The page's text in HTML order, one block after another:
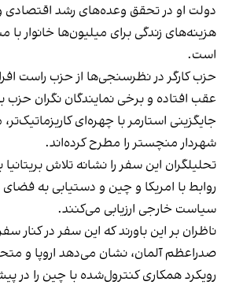
دولت او در تحقق وعده‌های رشد
هزینه‌های زندگی برای میلیون‌ها خانوار
است.
حزب کارگر در نظرسنجی‌ها از حزب راست
عقب افتاده و برخی نمایندگان نگران حزب
جایگزینی استارمر با چهره‌ای کاریزماتیک‌تر،
شهردار منچستر را مطرح کرده‌اند.
تحلیلگران این سفر را نشانه تلاش بریتانیا
روابط با امریکا و چین و دستیابی به
سیاست خارجی ارزیابی می‌کنند.
ناظران بر این باورند که این سفر در کنار
صدراعظم آلمان، نشان می‌دهد اروپا و
رویکرد همکاری کنترول‌شده با چین را در